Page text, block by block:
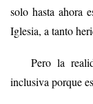
solo hasta ahora
Iglesia, a tanto
Pero la
inclusiva porque